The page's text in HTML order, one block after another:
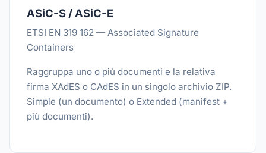
ASiC-S / ASiC-E
ETSI EN 319 162 — Associated Signature
Containers
Raggruppa uno o più documenti e la relativa
firma XAdES o CAdES in un singolo archivio ZIP.
Simple (un documento) o Extended (manifest +
più documenti).